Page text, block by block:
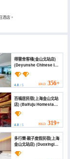
酒店。
得雲舍客棧(金山北站店)
(Deyunshe Chinese Inn
(Jinshan North
Station))
4.8/ 5 HKD 356+
百福居民宿(上海金山北站
店) (Baifuju Homestay
(Shanghai Jinshan
North Station))
4.8/ 5 HKD 319+
多行樂·親子度假民宿(上海
金山北站店) (Duoxingle
Homestay)